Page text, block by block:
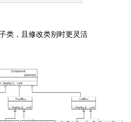
类，且修改类别时更灵活